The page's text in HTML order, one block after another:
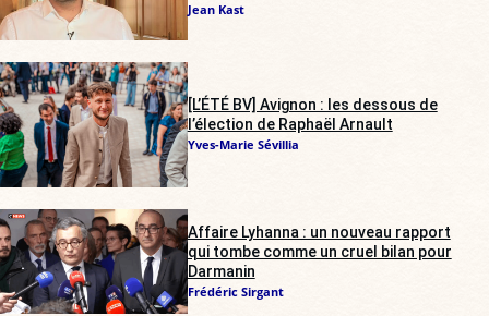
Jean Kast
[L’ÉTÉ BV] Avignon : les dessous de
l’élection de Raphaël Arnault
Yves-Marie Sévillia
Affaire Lyhanna : un nouveau rapport
qui tombe comme un cruel bilan pour
Darmanin
Frédéric Sirgant